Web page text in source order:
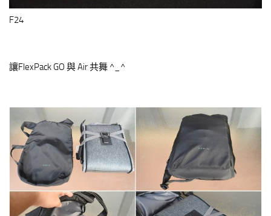
F24
讓FlexPack GO 與 Air 共舞 ^_^